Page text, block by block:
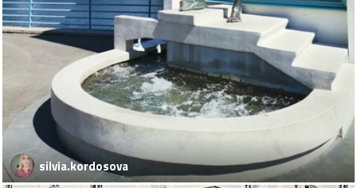
silvia.kordosova